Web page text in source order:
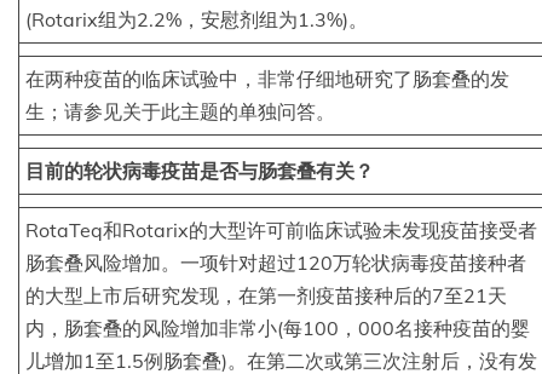
(Rotarix组为2.2%，安慰剂组为1.3%)。
在两种疫苗的临床试验中，非常仔细地研究了肠套叠的发
生；请参见关于此主题的单独问答。
目前的轮状病毒疫苗是否与肠套叠有关？
RotaTeq和Rotarix的大型许可前临床试验未发现疫苗接受者
肠套叠风险增加。一项针对超过120万轮状病毒疫苗接种者
的大型上市后研究发现，在第一剂疫苗接种后的7至21天
内，肠套叠的风险增加非常小(每100，000名接种疫苗的婴
儿增加1至1.5例肠套叠)。在第二次或第三次注射后，没有发